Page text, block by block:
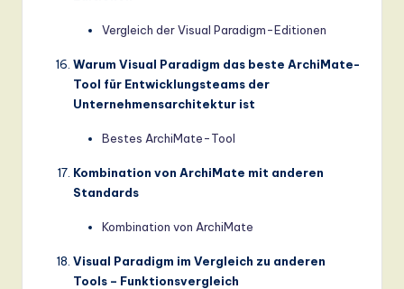
Vergleich der Visual Paradigm-Editionen
Warum Visual Paradigm das beste ArchiMate-
Tool für Entwicklungsteams der
Unternehmensarchitektur ist
Bestes ArchiMate-Tool
Kombination von ArchiMate mit anderen
Standards
Kombination von ArchiMate
Visual Paradigm im Vergleich zu anderen
Tools – Funktionsvergleich